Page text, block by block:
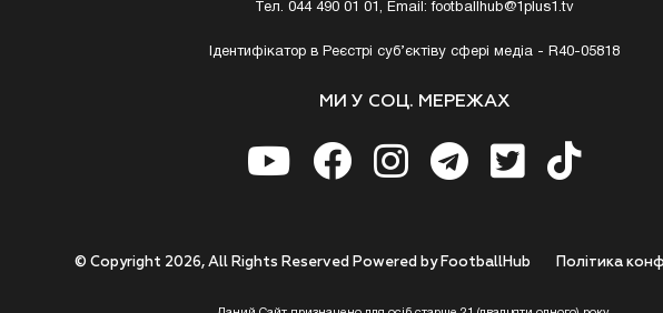
Тел. 044 490 01 01, Email:footballhub@1plus1.tv
Ідентифікатор в Реєстрі суб’єктіву сфері медіа - R40-05818
МИ У СОЦ. МЕРЕЖАХ
Полiтика
© Copyright 2026, All Rights Reserved Powered by FootballHub